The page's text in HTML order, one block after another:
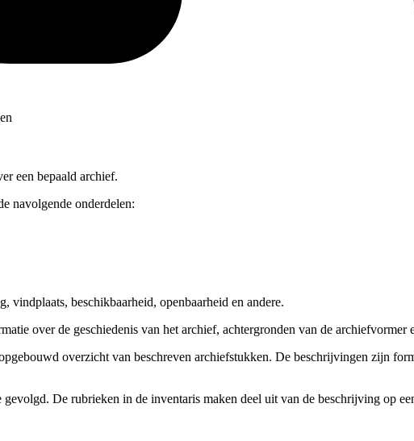
een bepaald archief.
navolgende onderdelen:
vindplaats, beschikbaarheid, openbaarheid en andere.
over de geschiedenis van het archief, achtergronden van de
overzicht van beschreven archiefstukken. De beschrijvingen zijn
De rubrieken in de inventaris maken deel uit van de beschrijving op